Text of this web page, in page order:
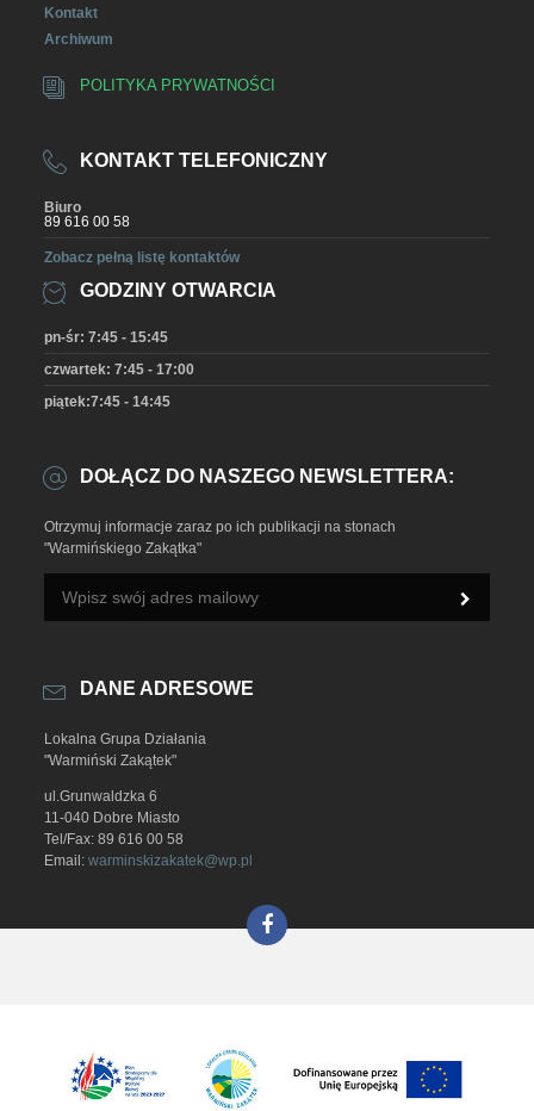
Kontakt
Archiwum
POLITYKA PRYWATNOŚCI
KONTAKT TELEFONICZNY
Biuro
89 616 00 58
Zobacz pełną listę kontaktów
GODZINY OTWARCIA
pn-śr: 7:45 - 15:45
czwartek: 7:45 - 17:00
piątek:7:45 - 14:45
DOŁĄCZ DO NASZEGO NEWSLETTERA:
Otrzymuj informacje zaraz po ich publikacji na stonach
"Warmińskiego Zakątka"
DANE ADRESOWE
Lokalna Grupa Działania
"Warmiński Zakątek"
ul.Grunwaldzka 6
11-040 Dobre Miasto
Tel/Fax: 89 616 00 58
Email:warminskizakatek@wp.pl